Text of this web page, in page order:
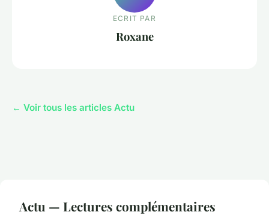
ECRIT PAR
Roxane
← Voir tous les articles Actu
Actu — Lectures complémentaires